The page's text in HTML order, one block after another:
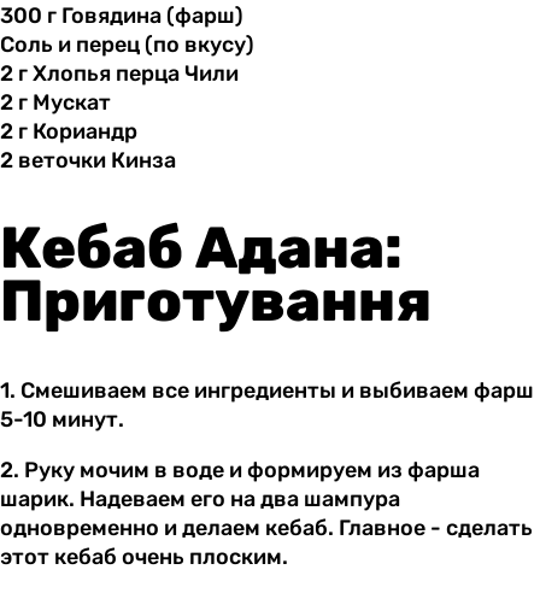
300 г Говядина(фарш)
Соль и перец(по вкусу)
2 гХлопья перца Чили
2 г Мускат
2 г Кориандр
2 веточки Кинза
Кебаб Адана:
Приготування
1. Смешиваем все ингредиенты и выбиваем фарш
5-10 минут.
2. Руку мочим в воде и формируем из фарша
шарик. Надеваем его на два шампура
одновременно и делаем кебаб. Главное - сделать
этот кебаб очень плоским.